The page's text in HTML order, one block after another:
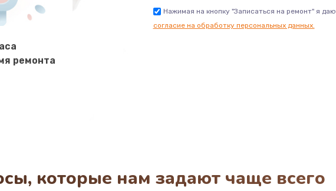
ремонта
Нажимая на кнопку "Записаться на ремонт" я даю
согласие на обработку персональных данных.
которые нам задают чаще всего